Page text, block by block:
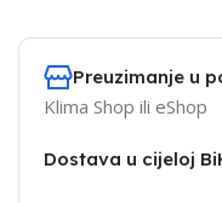
Preuzimanje u
Klima Shop ili eShop
Dostava u cijeloj